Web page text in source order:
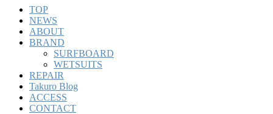
TOP
NEWS
ABOUT
BRAND
SURFBOARD
WETSUITS
REPAIR
Takuro Blog
ACCESS
CONTACT